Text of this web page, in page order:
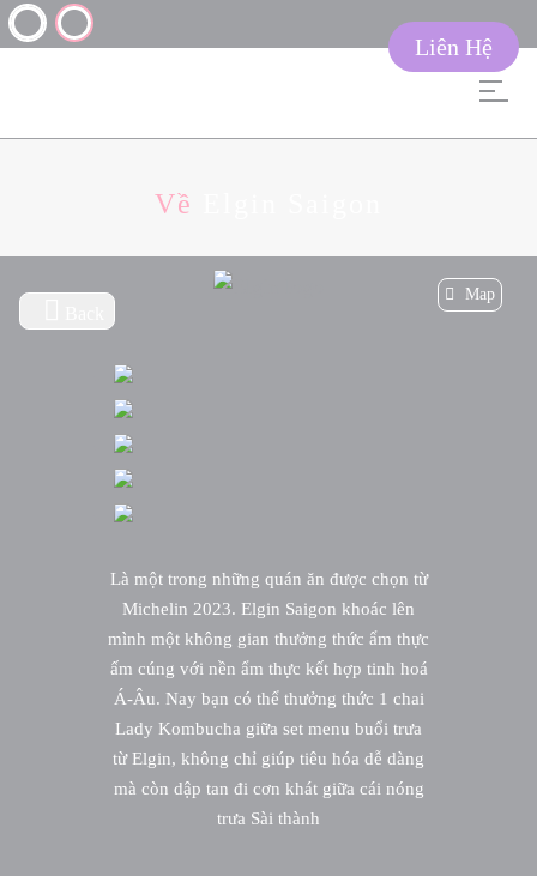
Liên Hệ
Về
Map
Là một trong những quán ăn được chọn từ
Michelin 2023. Elgin Saigon khoác lên
mình một không gian thưởng thức ẩm thực
ấm cúng với nền ẩm thực kết hợp tinh hoá
Á-Âu. Nay bạn có thể thưởng thức 1 chai
Lady Kombucha giữa set menu buổi trưa
từ Elgin, không chỉ giúp tiêu hóa dễ dàng
mà còn dập tan đi cơn khát giữa cái nóng
trưa Sài thành